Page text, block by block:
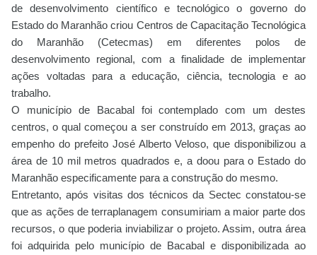
de desenvolvimento científico e tecnológico o governo do
Estado do Maranhão criou Centros de Capacitação Tecnológica
do Maranhão (Cetecmas) em diferentes polos de
desenvolvimento regional, com a finalidade de implementar
ações voltadas para a educação, ciência, tecnologia e ao
trabalho.
O município de Bacabal foi contemplado com um destes
centros, o qual começou a ser construído em 2013, graças ao
empenho do prefeito José Alberto Veloso, que disponibilizou a
área de 10 mil metros quadrados e, a doou para o Estado do
Maranhão especificamente para a construção do mesmo.
Entretanto, após visitas dos técnicos da Sectec constatou-se
que as ações de terraplanagem consumiriam a maior parte dos
recursos, o que poderia inviabilizar o projeto. Assim, outra área
foi adquirida pelo município de Bacabal e disponibilizada ao